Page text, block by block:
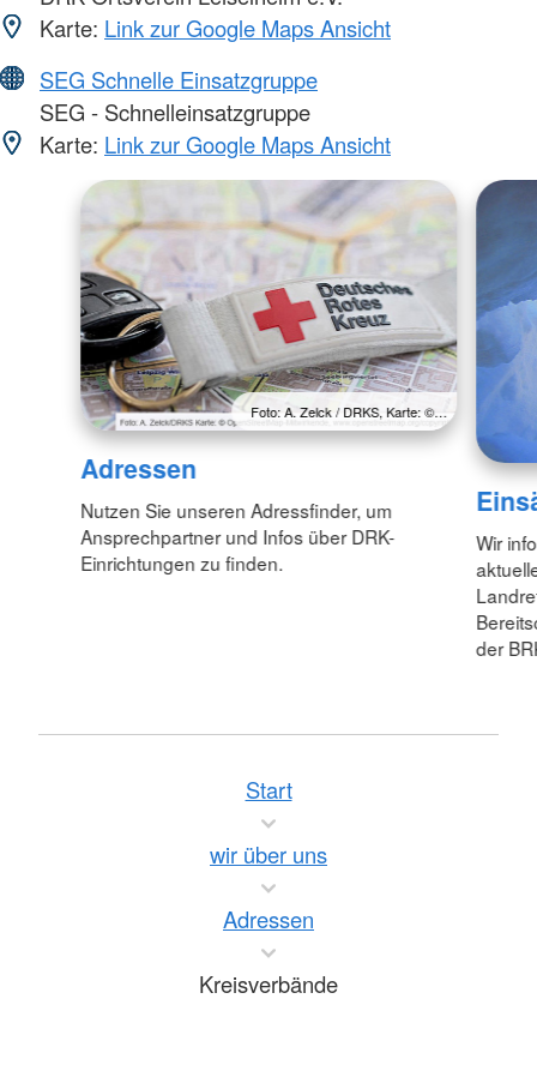
Karte: Link zur Google Maps Ansicht
SEG Schnelle Einsatzgruppe
SEG - Schnelleinsatzgruppe
Karte: Link zur Google Maps Ansicht
Foto: A. Zelck / DRKS, Karte: ©…
Adressen
Nutzen Sie unseren Adressfinder, um
Ansprechpartner und Infos über DRK-
Einrichtungen zu finden.
Wir
der
Start
wir über uns
Adressen
Kreisverbände